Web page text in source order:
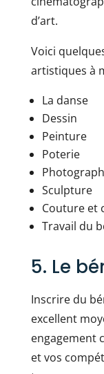
d’art.
Voici
artistiques à
La danse
Dessin
Peinture
Poterie
Sculpture
Couture et
Travail du
5. Le
Inscrire du
excellent
engagement
et vos